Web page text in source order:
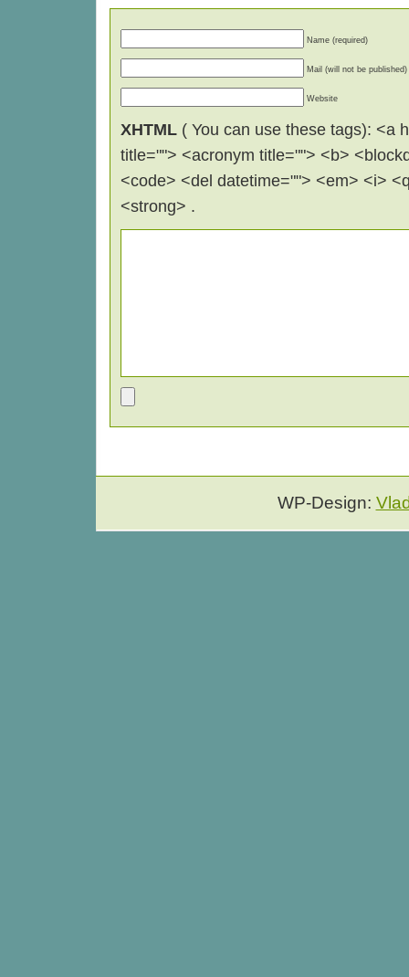
Name (required)
Mail (will not be published)
Website
XHTML ( You can use these tags): <a
title=""> <acronym title=""> <b>
<code> <del datetime=""> <em> <i>
<strong> .
WP-Design: